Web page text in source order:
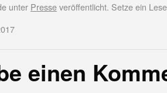
unter Presseveröffentlicht. Setze ein
einen